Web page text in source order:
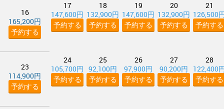
16
165,200円
予約する
17
147,600円
予約する
18
132,900円
予約する
19
147,600円
予約する
20
132,900円
予約する
21
126,500
予約する
23
114,900円
予約する
24
105,700円
予約する
25
92,100円
予約する
26
97,900円
予約する
27
90,200円
予約する
28
122,400
予約する